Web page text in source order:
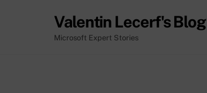
Valentin Lecerf's Blog
Microsoft Expert Stories